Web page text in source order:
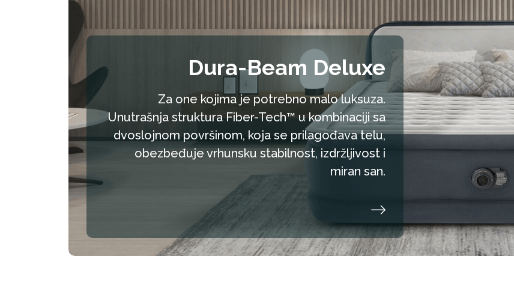
umanji
Dura-Beam Deluxe
Za one kojima je potrebno malo luksuza.
Unutrašnja struktura Fiber-Tech™ u kombinaciji sa
dvoslojnom površinom, koja se prilagođava telu,
obezbeđuje vrhunsku stabilnost, izdržljivost i
miran san.